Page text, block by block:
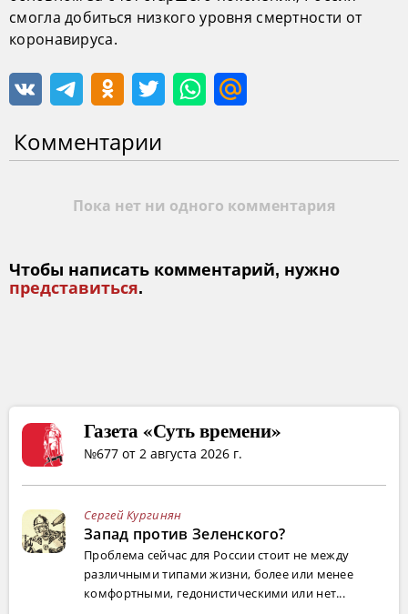
смогла добиться низкого уровня смертности от
коронавируса.
Комментарии
Пока нет ни одного комментария
Чтобы написать комментарий, нужно
представиться.
Газета «Суть времени»
№677 от 2 августа 2026 г.
Сергей Кургинян
Запад против Зеленского?
Проблема сейчас для России стоит не между
различными типами жизни, более или менее
комфортными, гедонистическими или нет...